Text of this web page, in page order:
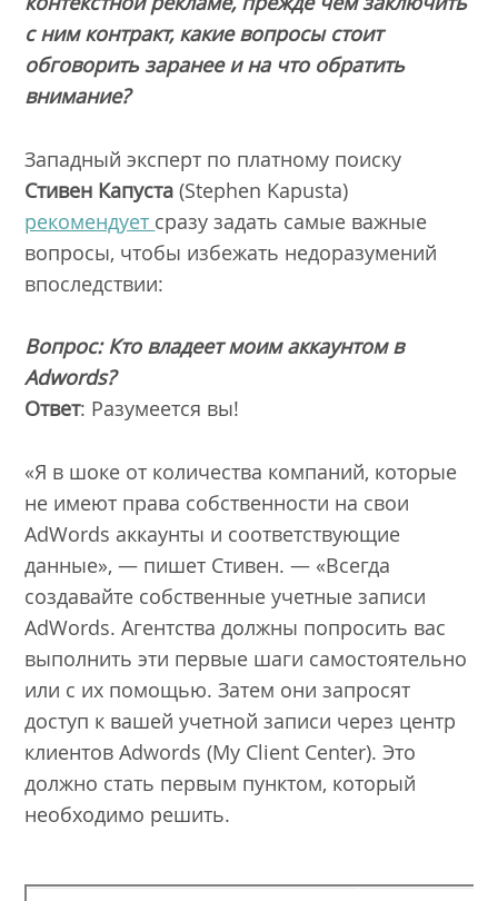
с ним контракт, какие вопросы стоит
обговорить заранее и на что обратить
внимание?
Западный эксперт по платному поиску
Стивен Капуста (Stephen Kapusta)
рекомендует сразу задать самые важные
вопросы, чтобы избежать недоразумений
впоследствии:
Вопрос: Кто владеет моим аккаунтом в
Adwords?
Ответ: Разумеется вы!
«Я в шоке от количества компаний, которые
не имеют права собственности на свои
AdWords аккаунты и соответствующие
данные», — пишет Стивен. — «Всегда
создавайте собственные учетные записи
AdWords. Агентства должны попросить вас
выполнить эти первые шаги самостоятельно
или с их помощью. Затем они запросят
доступ к вашей учетной записи через центр
клиентов Adwords (My Client Center). Это
должно стать первым пунктом, который
необходимо решить.